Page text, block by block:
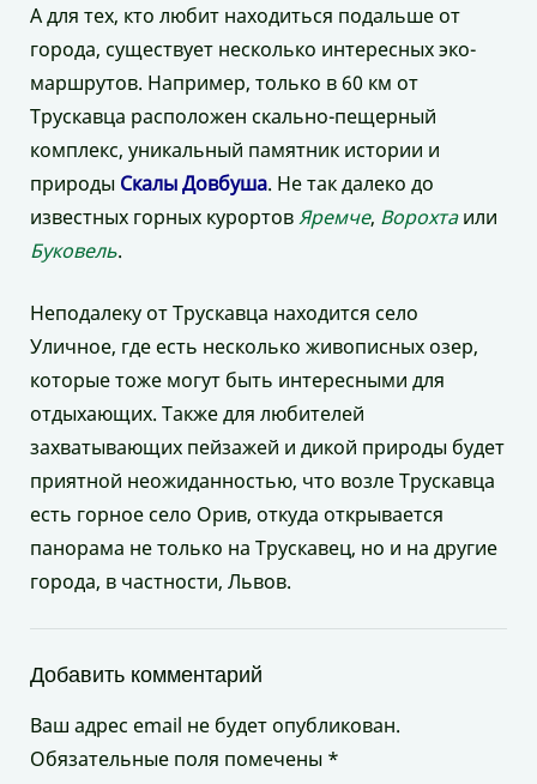
А для тех, кто любит находиться подальше от
города, существует несколько интересных эко-
маршрутов. Например, только в 60 км от
Трускавца расположен скально-пещерный
комплекс, уникальный памятник истории и
природы Скалы Довбуша. Не так далеко до
известных горных курортовЯремче, Ворохтаили
Буковель.
Неподалеку от Трускавца находится село
Уличное, где есть несколько живописных озер,
которые тоже могут быть интересными для
отдыхающих. Также для любителей
захватывающих пейзажей и дикой природы будет
приятной неожиданностью, что возле Трускавца
есть горное село Орив, откуда открывается
панорама не только на Трускавец, но и на другие
города, в частности, Львов.
Добавить комментарий
Ваш адрес email не будет опубликован.
Обязательные поля помечены *